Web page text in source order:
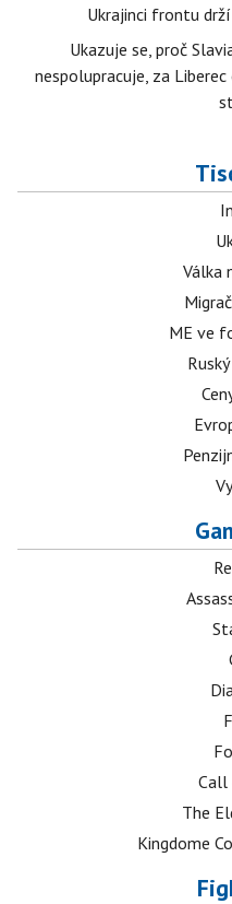
Ukrajinci frontu
Ukazuje se, proč
nespolupracuje, za
Válka
ME ve
The
Kingdome